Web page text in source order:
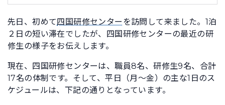
先日、初めて四国研修センター を訪問して来ました。1泊
２日の短い滞在でしたが、四国研修センターの最近の研
修生の様子をお伝えします。
現在、四国研修センターは、職員8名、研修生9名、合計
17名の体制です。そして、平日（月〜金）の主な1日のス
ケジュールは、下記の通りとなっています。